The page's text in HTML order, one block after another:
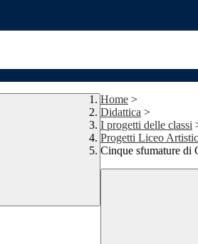
Home >
Didattica >
I progetti delle classi
Progetti Liceo
Cinque sfumature di